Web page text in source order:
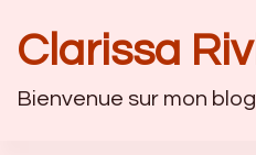
Clarissa
Bienvenue sur mon blog